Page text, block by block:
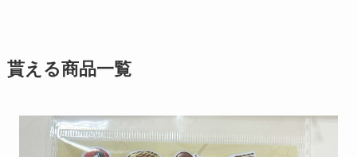
貰える商品一覧